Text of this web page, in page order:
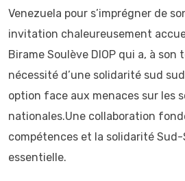
Venezuela pour s’imprégner de
invitation chaleureusement
Birame Soulève DIOP qui a, à son
nécessité d’une solidarité sud
option face aux menaces sur les
nationales.Une collaboration
compétences et la solidarité
essentielle.